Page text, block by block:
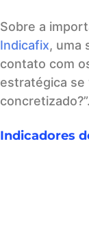
Sobre a
Indicafix, uma
contato com
estratégica se
concretizado?”.
Indicadores